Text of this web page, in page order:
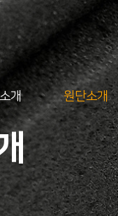
개 원단소개